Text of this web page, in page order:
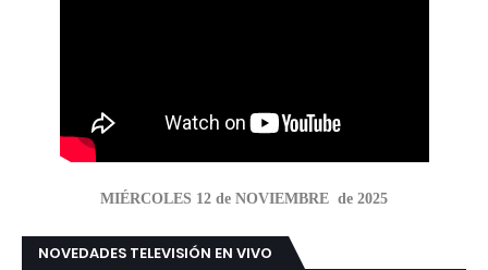
MIÉRCOLES 12 de NOVIEMBRE de 2025
NOVEDADES TELEVISIÓN EN VIVO